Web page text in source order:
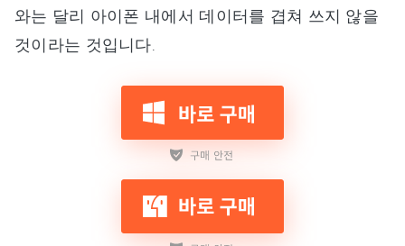
와는 달리 아이폰 내에서 데이터를 겹쳐 쓰지 않을
것이라는 것입니다.